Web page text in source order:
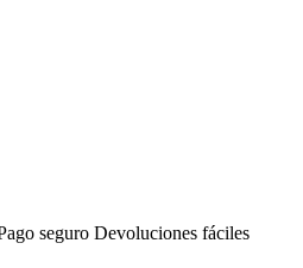
seguro Devoluciones fáciles